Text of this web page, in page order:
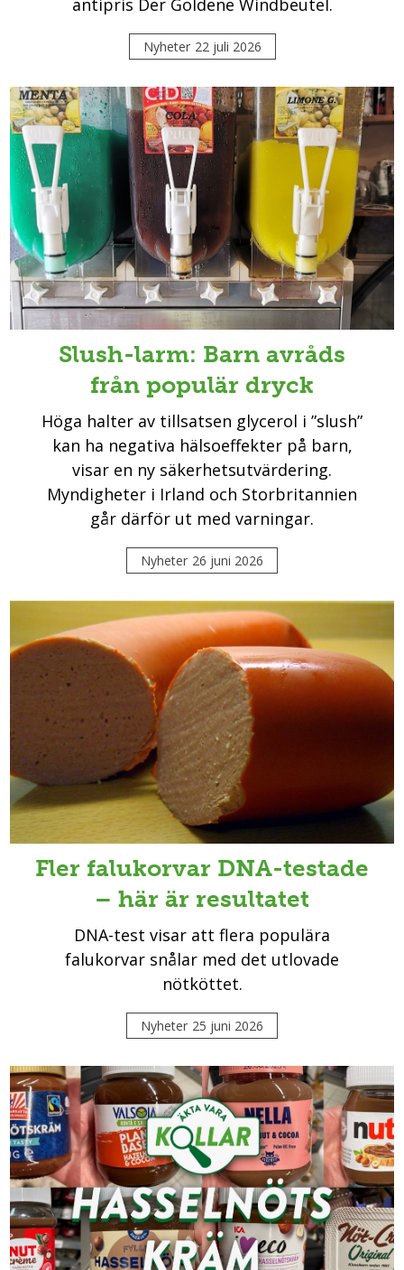
antipris Der Goldene Windbeutel.
Nyheter 22 juli 2026
Slush-larm: Barn avråds
från populär dryck
Höga halter av tillsatsen glycerol i ”slush”
kan ha negativa hälsoeffekter på barn,
visar en ny säkerhetsutvärdering.
Myndigheter i Irland och Storbritannien
går därför ut med varningar.
Nyheter 26 juni 2026
Fler falukorvar DNA-testade
– här är resultatet
DNA-test visar att flera populära
falukorvar snålar med det utlovade
nötköttet.
Nyheter 25 juni 2026